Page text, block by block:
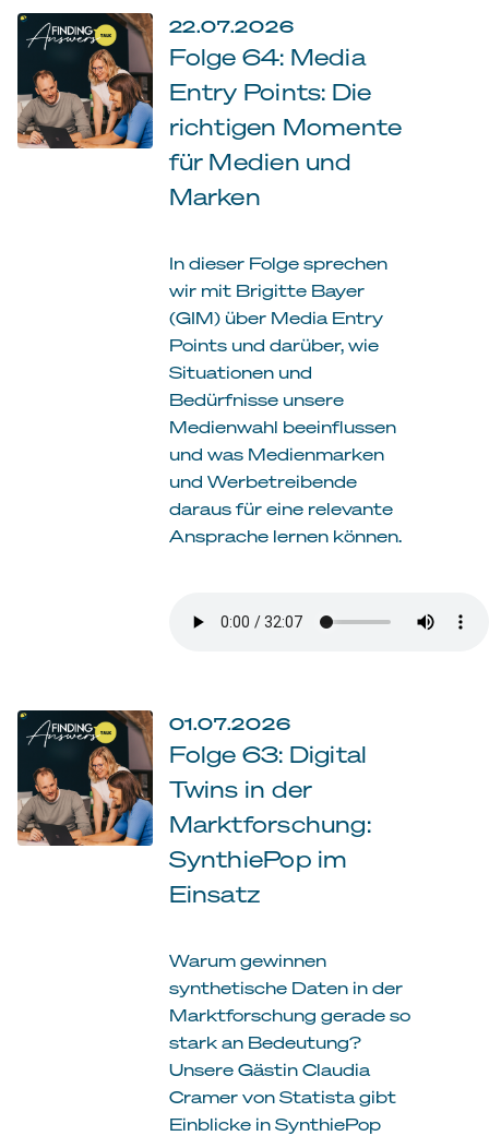
22.07.2026
Folge 64: Media
Entry Points: Die
richtigen Momente
für Medien und
Marken
In dieser Folge sprechen
wir mit Brigitte Bayer
(GIM) über Media Entry
Points und darüber, wie
Situationen und
Bedürfnisse unsere
Medienwahl beeinflussen
und was Medienmarken
und Werbetreibende
daraus für eine relevante
Ansprache lernen können.
01.07.2026
Folge 63: Digital
Twins in der
Marktforschung:
SynthiePop im
Einsatz
Warum gewinnen
synthetische Daten in der
Marktforschung gerade so
stark an Bedeutung?
Unsere Gästin Claudia
Cramer von Statista gibt
Einblicke in SynthiePop